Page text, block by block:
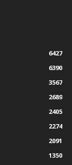
6427
6390
3567
2689
2405
2274
2091
1350